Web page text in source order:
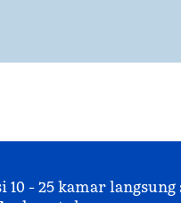
- 25 kamar langsung